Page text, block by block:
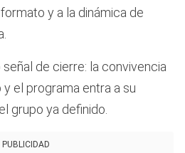
y a la dinámica de
de cierre: la convivencia
y el programa entra a su
grupo ya definido.
PUBLICIDAD